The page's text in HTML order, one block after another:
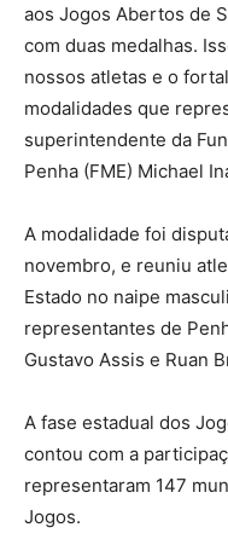
aos Jogos Abertos de
com duas medalhas.
nossos atletas e o
modalidades que
superintendente da
Penha (FME) Michael
A modalidade foi
novembro, e reuniu
Estado no naipe
representantes de
Gustavo Assis e Ruan
A fase estadual dos
contou com a
representaram 147
Jogos.